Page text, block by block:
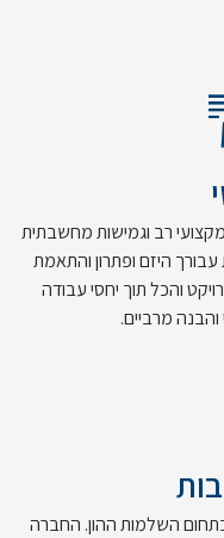
רב וגמישות מחשבתית
היזם ופתרון והתאמת
והכל תוך יחסי עבודה
מרביים.
השלמות ההון. החברה